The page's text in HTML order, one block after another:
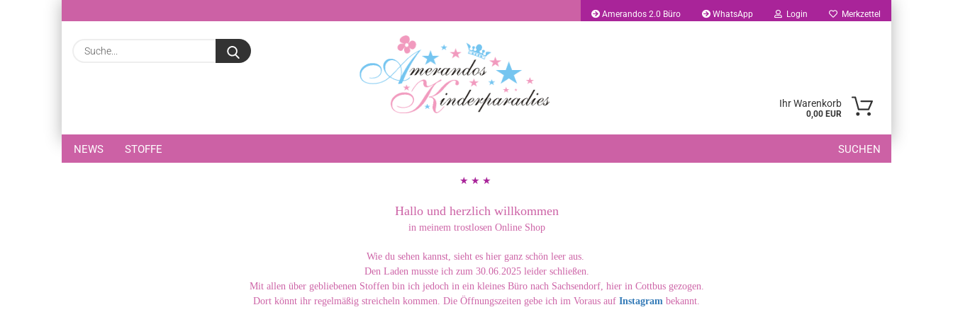
Amerandos 2.0 Büro WhatsApp Login Merkzettel
Suche...
Ihr Warenkorb
0,00 EUR
NEWS STOFFE SUCHEN
★ ★ ★ ​
Hallo und herzlich willkommen
in meinem trostlosen Online Shop
Wie du sehen kannst, sieht es hier ganz schön leer aus.
Den Laden musste ich zum 30.06.2025 leider schließen.
Mit allen über gebliebenen Stoffen bin ich jedoch in ein kleines Büro nach Sachsendorf, hier in Cottbus gezogen.
Dort könnt ihr regelmäßig streicheln kommen. Die Öffnungszeiten gebe ich im Voraus auf Instagram bekannt.